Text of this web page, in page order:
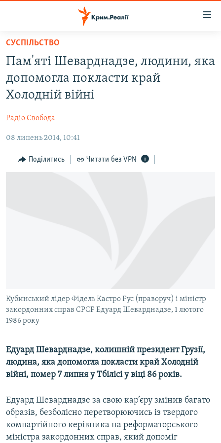
Перейти
основного
матеріалу
Перейти
до
основної
Перейти
пошуку
НОВИНИ
ВІДЕО ТА ФОТО
БЛОГИ
ПОГЛЯД
ІНТЕРВ'Ю
СУСПІЛЬСТВО
Пам'яті Шеварднадзе, людини, яка
допомогла покласти край
Холодній війні
Радіо Свобода
08 липень 2014, 10:41
Поділитись Читати без VPN
Кубинський лідер Фідель Кастро Рус (праворуч) і міністр
закордонних справ СРСР Едуард Шеварднадзе, 1 лютого
1986 року
Едуард Шеварднадзе, колишній президент Грузії,
людина, яка допомогла покласти край Холодній
війні, помер 7 липня у Тбілісі у віці 86 років.
Едуард Шеварднадзе за свою кар’єру змінив багато
образів, безболісно перетворюючись із твердого
компартійного керівника на реформаторського
міністра закордонних справ, який допоміг